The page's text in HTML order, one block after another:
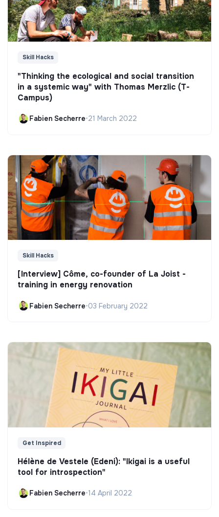
Skill Hacks
"Thinking the ecological and social transition
in a systemic way" with Thomas Merzlic (T-
Campus)
Fabien Secherre•21 March 2022
Skill Hacks
[Interview] Côme, co-founder of La Joist -
training in energy renovation
Fabien Secherre•03 February 2022
Get Inspired
Hélène de Vestele (Edeni): "Ikigai is a useful
tool for introspection"
Fabien Secherre•14 April 2022